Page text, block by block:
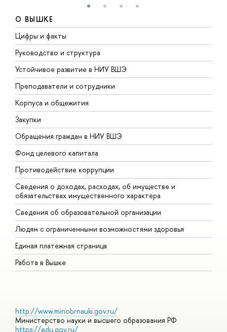
О ВЫШКЕ
Цифры и факты
Руководство и структура
Устойчивое развитие в НИУ ВШЭ
Преподаватели и сотрудники
Корпуса и общежития
Закупки
Обращения граждан в НИУ ВШЭ
Фонд целевого капитала
Противодействие коррупции
Сведения о доходах, расходах, об имуществе и
обязательствах имущественного характера
Сведения об образовательной организации
Людям с ограниченными возможностями здоровья
Единая платежная страница
Работа в Вышке
http://www.minobrnauki.gov.ru/
Министерство науки и высшего образования РФ
https://edu.gov.ru/